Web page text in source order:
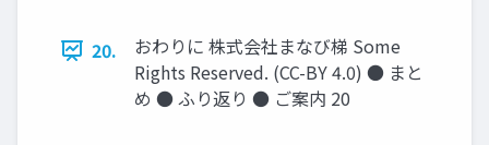
20.
おわりに 株式会社まなび梯 Some
Rights Reserved. (CC-BY 4.0) ● まと
め ● ふり返り ● ご案内 20